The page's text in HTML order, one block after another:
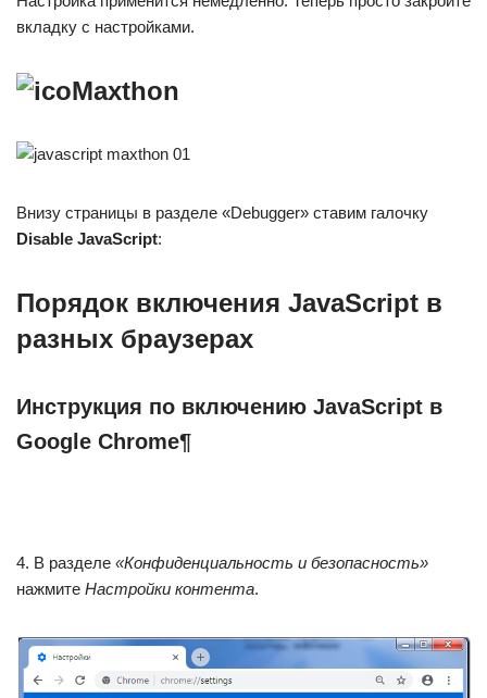
вкладку с настройками.
Maxthon
Внизу страницы в разделе «Debugger» ставим галочку
Disable JavaScript:
Порядок включения JavaScript в
разных браузерах
Инструкция по включению JavaScript в
Google Chrome¶
4. В разделе «Конфиденциальность и безопасность»
нажмите Настройки контента.